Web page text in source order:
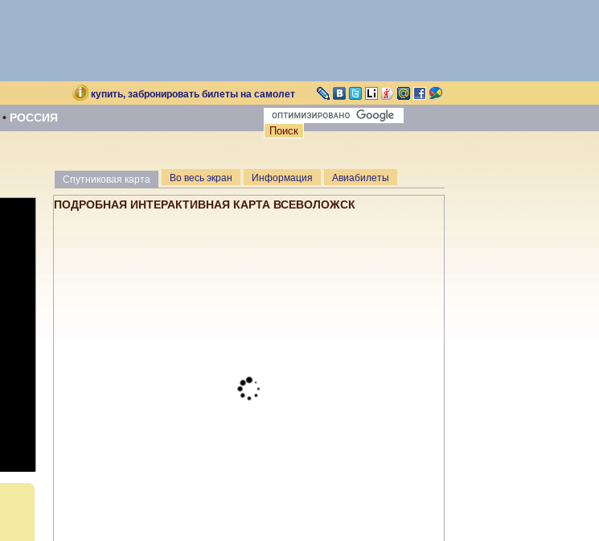
купить, забронировать билеты на самолет
• РОССИЯ
Спутниковая карта Во весь экран Информация Авиабилеты
ПОДРОБНАЯ ИНТЕРАКТИВНАЯ КАРТА ВСЕВОЛОЖСК